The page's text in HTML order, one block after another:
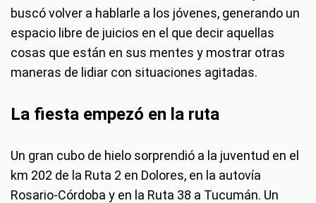
buscó volver a hablarle a los jóvenes, generando un
espacio libre de juicios en el que decir aquellas
cosas que están en sus mentes y mostrar otras
maneras de lidiar con situaciones agitadas.
La fiesta empezó en la ruta
Un gran cubo de hielo sorprendió a la juventud en el
km 202 de la Ruta 2 en Dolores, en la autovía
Rosario-Córdoba y en la Ruta 38 a Tucumán. Un